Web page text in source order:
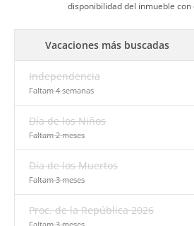
disponibilidad del inmueble con
Vacaciones más buscadas
Independencia
Faltam 4 semanas
Día de los Niños
Faltam 2 meses
Día de los Muertos
Faltam 3 meses
Proc. de la República 2026